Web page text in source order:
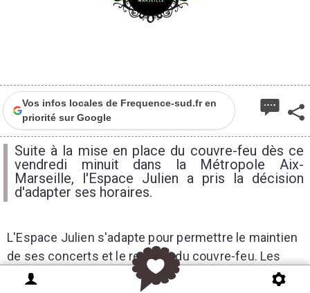
Vos infos locales de Frequence-sud.fr en
priorité sur Google
Suite à la mise en place du couvre-feu dès ce
vendredi minuit dans la Métropole Aix-
Marseille, l'Espace Julien a pris la décision
d'adapter ses horaires.
L'Espace Julien s'adapte pour permettre le maintien
de ses concerts et le respect du couvre-feu. Les
concerts changent d'horaires et sont avancés à